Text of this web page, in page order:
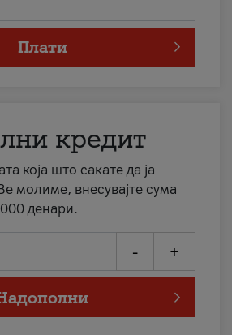
Плати
кредит
која што сакате да ја
молиме, внесувајте сума
денари.
- +